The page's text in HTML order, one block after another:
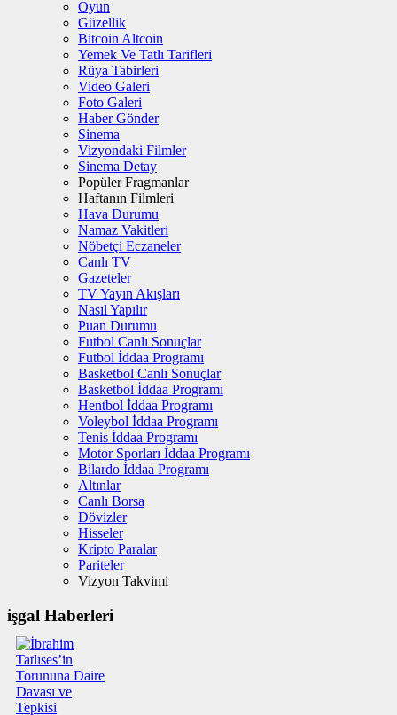
Oyun
Güzellik
Bitcoin Altcoin
Yemek Ve Tatlı Tarifleri
Rüya Tabirleri
Video Galeri
Foto Galeri
Haber Gönder
Sinema
Vizyondaki Filmler
Sinema Detay
Popüler Fragmanlar
Haftanın Filmleri
Hava Durumu
Namaz Vakitleri
Nöbetçi Eczaneler
Canlı TV
Gazeteler
TV Yayın Akışları
Nasıl Yapılır
Puan Durumu
Futbol Canlı Sonuçlar
Futbol İddaa Programı
Basketbol Canlı Sonuçlar
Basketbol İddaa Programı
Hentbol İddaa Programı
Voleybol İddaa Programı
Tenis İddaa Programı
Motor Sporları İddaa Programı
Bilardo İddaa Programı
Altınlar
Canlı Borsa
Dövizler
Hisseler
Kripto Paralar
Pariteler
Vizyon Takvimi
işgal Haberleri